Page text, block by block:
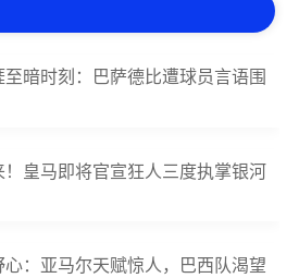
暗时刻：巴萨德比遭球员言语围
皇马即将官宣狂人三度执掌银河
：亚马尔天赋惊人，巴西队渴望